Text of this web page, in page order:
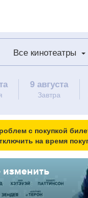
Все кинотеатры
9 августа
Завтра
с покупкой
на время